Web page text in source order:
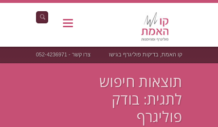
קו האמת, בדיקות פוליגרף בגישה אחרת צרו קשר - 052-4236971
תוצאות חיפוש
לתגית: בודק
פוליגרף